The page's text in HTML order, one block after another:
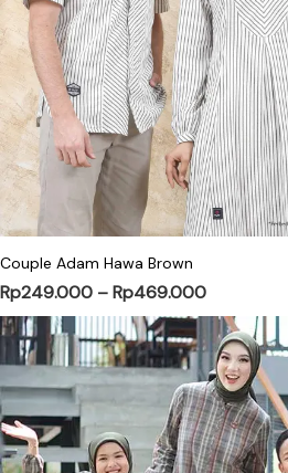
Couple Adam Hawa Brown
Rp249.000 –Rp469.000